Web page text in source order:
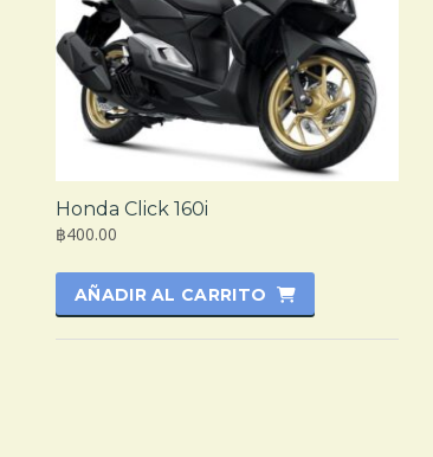
Honda Click 160i
฿400.00
AÑADIR AL CARRITO